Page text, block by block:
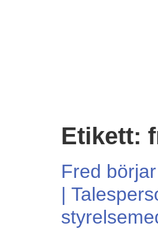
Etikett:
Fred
|